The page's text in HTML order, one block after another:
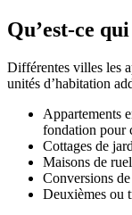
Qu’est-ce
Différentes villes les
unités d’habitation
Appartements
fondation pour
Cottages de
Maisons de
Conversions
Deuxièmes ou